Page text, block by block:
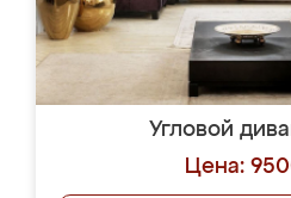
Угловой
Цена: